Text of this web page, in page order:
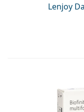
Lenjoy